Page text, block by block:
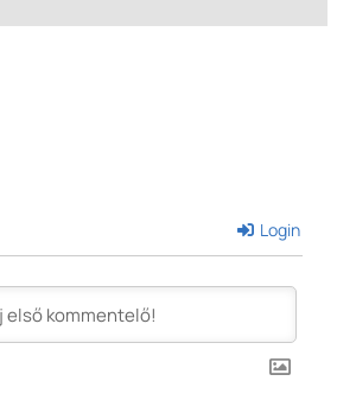
Login